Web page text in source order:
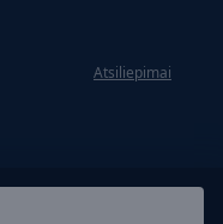
Atsiliepimai